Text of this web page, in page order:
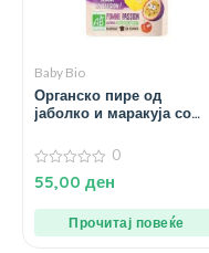
Baby Bio
Органско пире од
јаболко и маракуја со
90 гр.
0
од
0
55,00 ден
Прочитај повеќе